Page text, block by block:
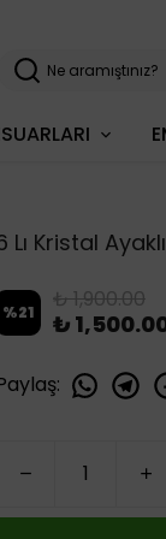
Lı Kristal
%21 ₺ 1,900.00
₺
: